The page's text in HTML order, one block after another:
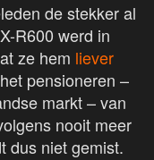
de stekker al
R600 werd in
ze hem liever
pensioneren –
markt – van
nooit meer
dus niet gemist.